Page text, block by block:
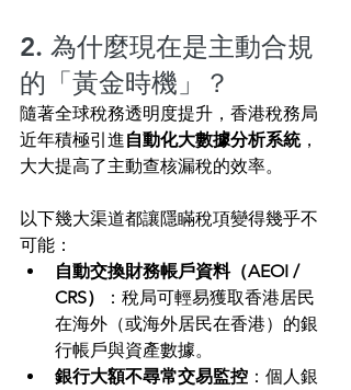
2. 為什麼現在是主動合規
的「黃金時機」？
隨著全球稅務透明度提升，香港稅務局
近年積極引進自動化大數據分析系統，
大大提高了主動查核漏稅的效率。
以下幾大渠道都讓隱瞞稅項變得幾乎不
可能：
自動交換財務帳戶資料（AEOI /
CRS）
：稅局可輕易獲取香港居民
在海外（或海外居民在香港）的銀
行帳戶與資產數據。
銀行大額不尋常交易監控 ：個人銀